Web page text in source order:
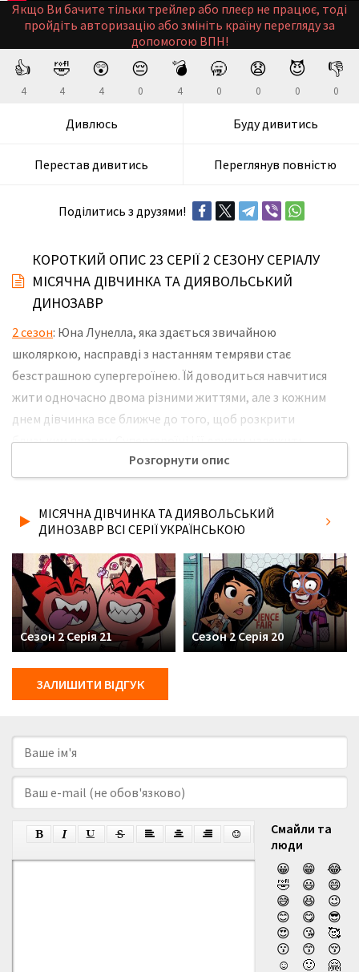
Якщо Ви бачите тільки трейлер або плеєр не працює, тоді
пройдіть авторизацію або змініть країну перегляду за
допомогою ВПН!
👍
4
🤣
4
😲
4
😔
0
💣
4
🥱
0
😧
0
😈
0
👎
0
Дивлюсь Буду дивитись
Перестав дивитись Переглянув повністю
Поділитись з друзями!
КОРОТКИЙ ОПИС 23 СЕРІЇ 2 СЕЗОНУ СЕРІАЛУ
МІСЯЧНА ДІВЧИНКА ТА ДИЯВОЛЬСЬКИЙ
ДИНОЗАВР
2 сезон: Юна Лунелла, яка здається звичайною
школяркою, насправді з настанням темряви стає
безстрашною супергероїнею. Їй доводиться навчитися
жити одночасно двома різними життями, але з кожним
днем дівчинка все ближче до того, щоб розкрити
близьким правду. Супергероїні і її друзям належить
відправитися на інші планети, битися з небезпечними
будь-який момент можуть виникнути непередбачені
обставини, здатні поставити їх життя під загрозу. Не
2 сезону серіалу Місячна Дівчинка та Диявольський
Динозавр українською мовою, у хорошій hd якості та з
українськими субтитрами!
Розгорнути опис
МІСЯЧНА ДІВЧИНКА ТА ДИЯВОЛЬСЬКИЙ
ДИНОЗАВР ВСІ СЕРІЇ УКРАЇНСЬКОЮ
Сезон 2 Серія 21 Сезон 2 Серія 20
ЗАЛИШИТИ ВІДГУК
Смайли та
люди
😀
😁
😂
🤣
😃
😄
😅
😆
😉
😊
😋
😎
😍
😘
🥰
😗
😙
😚
☺️
🙂 🤗